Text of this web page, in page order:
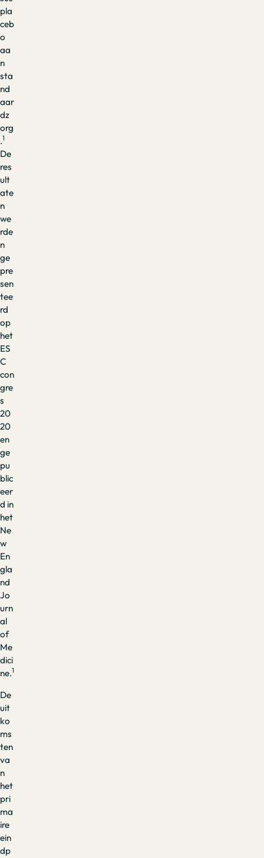
pla
ceb
o
aa
n
sta
nd
aar
dz
org
.1
De
res
ult
ate
n
we
rde
n
ge
pre
sen
tee
rd
op
het
ES
C
con
gre
s
20
20
en
ge
pu
blic
eer
d in
het
Ne
w
En
gla
nd
Jo
urn
al
of
Me
dici
ne.1
De
uit
ko
ms
ten
va
n
het
pri
ma
ire
ein
dp